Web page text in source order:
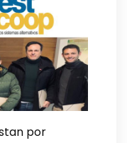
por